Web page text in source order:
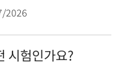
2026
시험인가요?